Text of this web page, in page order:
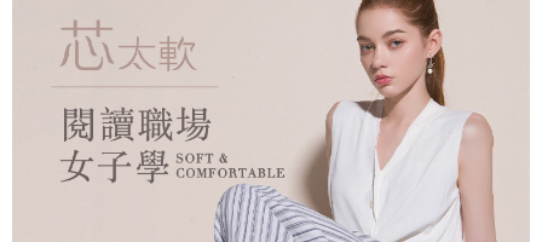
３．收到繳費通知簡訊後14天內，點擊此簡訊中的連結，可透過四大超商／
ATM／網路銀行／等多元方式進行付款，方視為交易完成。
※ 請注意：結帳手續完成當下不需立刻繳費，但若您需要取消訂單，請聯絡
購買商品的店家。未經商家同意取消之訂單仍視為有效，需透過AFTEE先享
後付繳納相關費用。
※ 交易是否成功請以「AFTEE先享後付 」之結帳頁面顯示為準，若有關於
是否繳費成功／繳費後需取消欲退款等相關疑問，請聯繫「AFTEE先享後付
https://netprotections.freshdesk.com/support/home
每筆NT$60，滿NT$990(含以上)免運費
7-11取貨付款
付款後7-11取貨
每筆NT$90